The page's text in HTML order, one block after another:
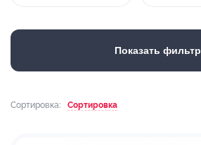
Показать фильтр
Сортировка: Сортировка